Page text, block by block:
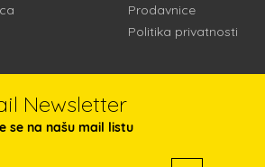
Prodavnice
Politika privatnosti
Newsletter
se na našu mail listu